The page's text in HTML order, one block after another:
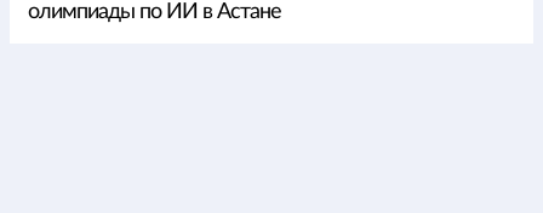
олимпиады по ИИ в Астане